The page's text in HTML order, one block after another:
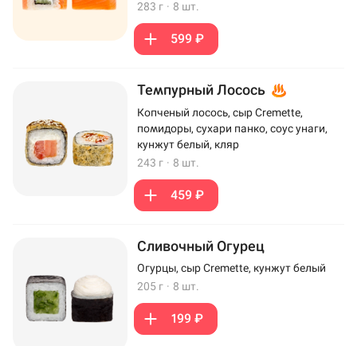
283 г · 8 шт.
599 ₽
Темпурный Лосось
Копченый лосось, сыр Cremette,
помидоры, сухари панко, соус унаги,
кунжут белый, кляр
243 г · 8 шт.
459 ₽
Сливочный Огурец
Огурцы, сыр Cremette, кунжут белый
205 г · 8 шт.
199 ₽